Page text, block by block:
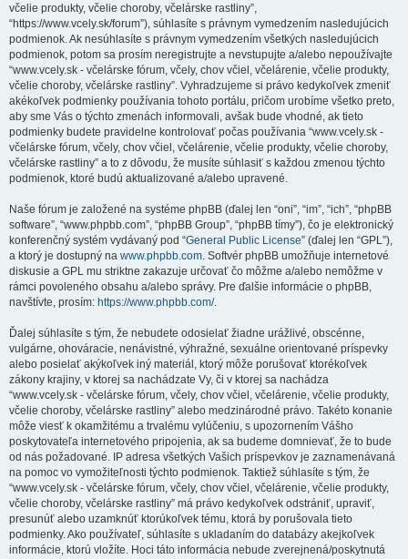
včelie produkty, včelie choroby, včelárske rastliny”,
“https://www.vcely.sk/forum”), súhlasíte s právnym vymedzením nasledujúcich
podmienok. Ak nesúhlasíte s právnym vymedzením všetkých nasledujúcich
podmienok, potom sa prosím neregistrujte a nevstupujte a/alebo nepoužívajte
“www.vcely.sk - včelárske fórum, včely, chov včiel, včelárenie, včelie produkty,
včelie choroby, včelárske rastliny”. Vyhradzujeme si právo kedykoľvek zmeniť
akékoľvek podmienky používania tohoto portálu, pričom urobíme všetko preto,
aby sme Vás o týchto zmenách informovali, avšak bude vhodné, ak tieto
podmienky budete pravidelne kontrolovať počas používania “www.vcely.sk -
včelárske fórum, včely, chov včiel, včelárenie, včelie produkty, včelie choroby,
včelárske rastliny” a to z dôvodu, že musíte súhlasiť s každou zmenou týchto
podmienok, ktoré budú aktualizované a/alebo upravené.
Naše fórum je založené na systéme phpBB (ďalej len “oni”, “im”, “ich”, “phpBB
software”, “www.phpbb.com”, “phpBB Group”, “phpBB tímy”), čo je elektronický
konferenčný systém vydávaný pod “General Public License” (ďalej len “GPL”),
a ktorý je dostupný na www.phpbb.com. Softvér phpBB umožňuje internetové
diskusie a GPL mu striktne zakazuje určovať čo môžme a/alebo nemôžme v
rámci povoleného obsahu a/alebo správy. Pre ďalšie informácie o phpBB,
navštívte, prosím: https://www.phpbb.com/.
Ďalej súhlasíte s tým, že nebudete odosielať žiadne urážlivé, obscénne,
vulgárne, ohováracie, nenávistné, výhražné, sexuálne orientované príspevky
alebo posielať akýkoľvek iný materiál, ktorý môže porušovať ktorékoľvek
zákony krajiny, v ktorej sa nachádzate Vy, či v ktorej sa nachádza
“www.vcely.sk - včelárske fórum, včely, chov včiel, včelárenie, včelie produkty,
včelie choroby, včelárske rastliny” alebo medzinárodné právo. Takéto konanie
môže viesť k okamžitému a trvalému vylúčeniu, s upozornením Vášho
poskytovateľa internetového pripojenia, ak sa budeme domnievať, že to bude
od nás požadované. IP adresa všetkých Vašich príspevkov je zaznamenávaná
na pomoc vo vymožiteľnosti týchto podmienok. Taktiež súhlasíte s tým, že
“www.vcely.sk - včelárske fórum, včely, chov včiel, včelárenie, včelie produkty,
včelie choroby, včelárske rastliny” má právo kedykoľvek odstrániť, upraviť,
presunúť alebo uzamknúť ktorúkoľvek tému, ktorá by porušovala tieto
podmienky. Ako používateľ, súhlasíte s ukladaním do databázy akejkoľvek
informácie, ktorú vložíte. Hoci táto informácia nebude zverejnená/poskytnutá